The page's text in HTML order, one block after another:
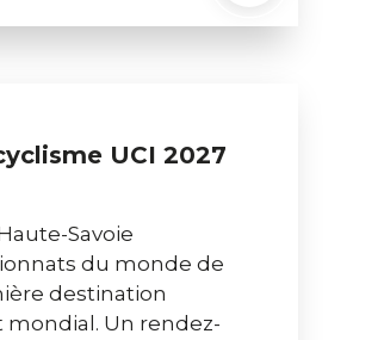
UCI 2027
Savoie
du monde de
destination
mondial. Un rendez-